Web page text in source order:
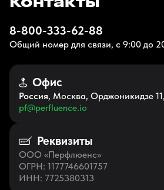
8-800-333-62-88
Общий номер для связи, с 9:00 до
Офис
Россия, Москва, Орджоникидзе
pf@perfluence.io
Реквизиты
ООО «Перфлюенс»
ОГРН: 1177746601757
ИНН: 7725380313